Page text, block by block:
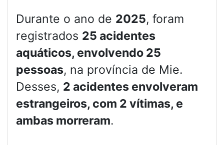
Durante o ano de 2025, foram
registrados 25 acidentes
aquáticos, envolvendo 25
pessoas, na província de Mie.
Desses, 2 acidentes envolveram
estrangeiros, com 2 vítimas, e
ambas morreram.